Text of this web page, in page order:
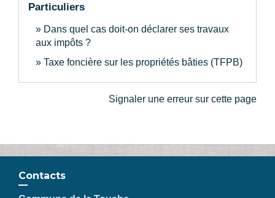
Particuliers
Dans quel cas doit-on déclarer ses travaux
aux impôts ?
Taxe foncière sur les propriétés bâties (TFPB)
Signaler une erreur sur cette page
Contacts